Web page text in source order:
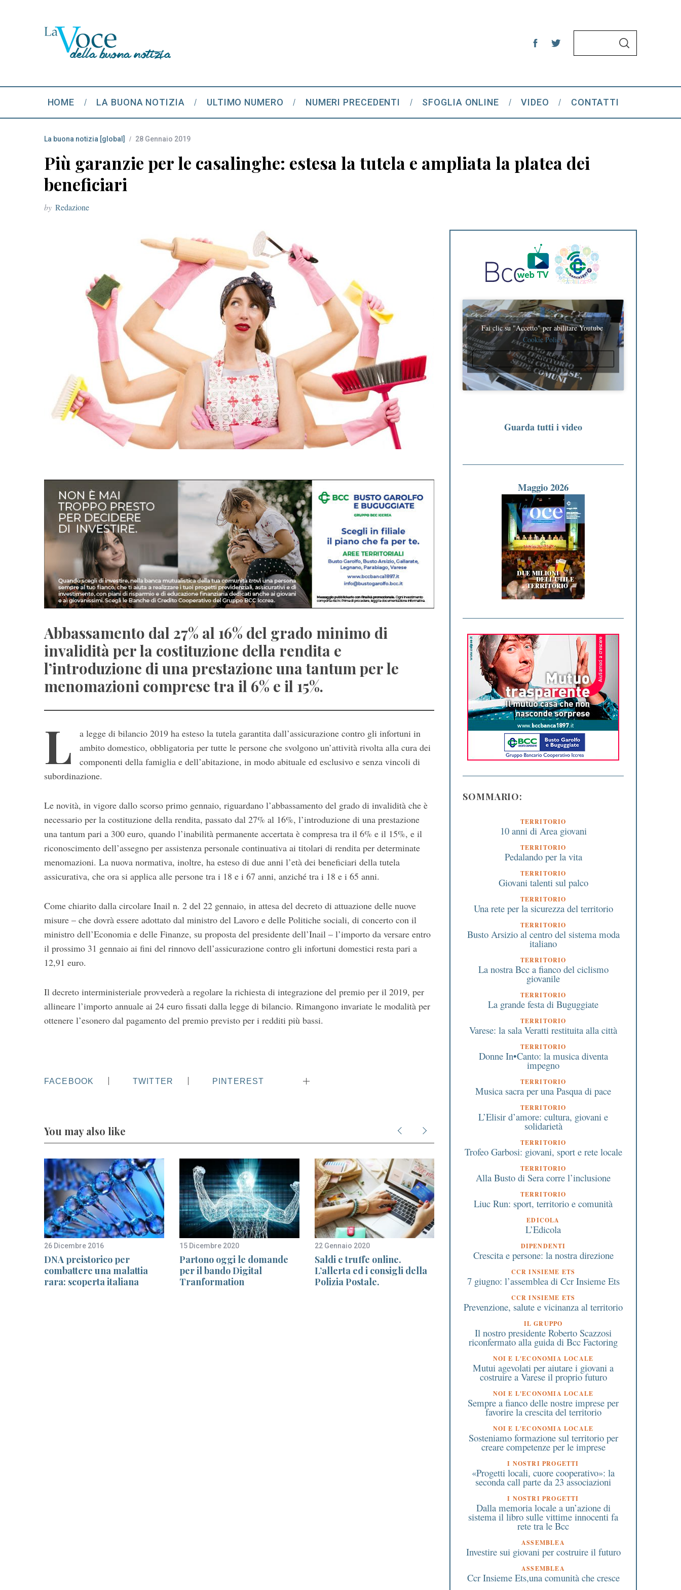
h
f
S
HOME LA BUONA NOTIZIA ULTIMO NUMERO NUMERI PRECEDENTI SFOGLIA ONLINE VIDEO CONTATTI
La buona notizia [global] 28 Gennaio 2019
Più garanzie per le casalinghe: estesa la tutela e ampliata la platea dei
beneficiari
by Redazione
Abbassamento dal 27% al 16% del grado minimo di
invalidità per la costituzione della rendita e
l’introduzione di una prestazione una tantum per le
menomazioni comprese tra il 6% e il 15%.
L
a legge di bilancio 2019 ha esteso la tutela garantita dall’assicurazione contro gli infortuni in
ambito domestico, obbligatoria per tutte le persone che svolgono un’attività rivolta alla cura dei
componenti della famiglia e dell’abitazione, in modo abituale ed esclusivo e senza vincoli di
subordinazione.
Le novità, in vigore dallo scorso primo gennaio, riguardano l’abbassamento del grado di invalidità che è
necessario per la costituzione della rendita, passato dal 27% al 16%, l’introduzione di una prestazione
una tantum pari a 300 euro, quando l’inabilità permanente accertata è compresa tra il 6% e il 15%, e il
riconoscimento dell’assegno per assistenza personale continuativa ai titolari di rendita per determinate
menomazioni. La nuova normativa, inoltre, ha esteso di due anni l’età dei beneficiari della tutela
assicurativa, che ora si applica alle persone tra i 18 e i 67 anni, anziché tra i 18 e i 65 anni.
Come chiarito dalla circolare Inail n. 2 del 22 gennaio, in attesa del decreto di attuazione delle nuove
misure – che dovrà essere adottato dal ministro del Lavoro e delle Politiche sociali, di concerto con il
ministro dell’Economia e delle Finanze, su proposta del presidente dell’Inail – l’importo da versare entro
il prossimo 31 gennaio ai fini del rinnovo dell’assicurazione contro gli infortuni domestici resta pari a
12,91 euro.
Il decreto interministeriale provvederà a regolare la richiesta di integrazione del premio per il 2019, per
allineare l’importo annuale ai 24 euro fissati dalla legge di bilancio. Rimangono invariate le modalità per
ottenere l’esonero dal pagamento del premio previsto per i redditi più bassi.
FACEBOOK TWITTER PINTEREST
You may also like
26 Dicembre 2016
DNA preistorico per
combattere una malattia
rara: scoperta italiana
15 Dicembre 2020
Partono oggi le domande
per il bando Digital
Tranformation
22 Gennaio 2020
Saldi e truffe online.
L’allerta ed i consigli della
Polizia Postale.
ISA: si può spiegare un
punteggio basso nelle note
aggiuntive. Lo chiarisce
l’Agenzia delle Entrate
Festa del Papà:
padri su cinque in
Fai clic su "Accetto" per abilitare Youtube
Cookie Policy
ACCETTO
Guarda tutti i video
Maggio 2026
SOMMARIO:
TERRITORIO
10 anni di Area giovani
TERRITORIO
Pedalando per la vita
TERRITORIO
Giovani talenti sul palco
TERRITORIO
Una rete per la sicurezza del territorio
TERRITORIO
Busto Arsizio al centro del sistema moda
italiano
TERRITORIO
La nostra Bcc a fianco del ciclismo
giovanile
TERRITORIO
La grande festa di Buguggiate
TERRITORIO
Varese: la sala Veratti restituita alla città
TERRITORIO
Donne In•Canto: la musica diventa
impegno
TERRITORIO
Musica sacra per una Pasqua di pace
TERRITORIO
L’Elisir d’amore: cultura, giovani e
solidarietà
TERRITORIO
Trofeo Garbosi: giovani, sport e rete locale
TERRITORIO
Alla Busto di Sera corre l’inclusione
TERRITORIO
Liuc Run: sport, territorio e comunità
EDICOLA
L’Edicola
DIPENDENTI
Crescita e persone: la nostra direzione
CCR INSIEME ETS
7 giugno: l’assemblea di Ccr Insieme Ets
CCR INSIEME ETS
Prevenzione, salute e vicinanza al territorio
IL GRUPPO
Il nostro presidente Roberto Scazzosi
riconfermato alla guida di Bcc Factoring
NOI E L'ECONOMIA LOCALE
Mutui agevolati per aiutare i giovani a
costruire a Varese il proprio futuro
NOI E L'ECONOMIA LOCALE
Sempre a fianco delle nostre imprese per
favorire la crescita del territorio
NOI E L'ECONOMIA LOCALE
Sosteniamo formazione sul territorio per
creare competenze per le imprese
I NOSTRI PROGETTI
«Progetti locali, cuore cooperativo»: la
seconda call parte da 23 associazioni
I NOSTRI PROGETTI
Dalla memoria locale a un’azione di
sistema il libro sulle vittime innocenti fa
rete tra le Bcc
ASSEMBLEA
Investire sui giovani per costruire il futuro
ASSEMBLEA
Ccr Insieme Ets,una comunità che cresce
a
r
c
h
r